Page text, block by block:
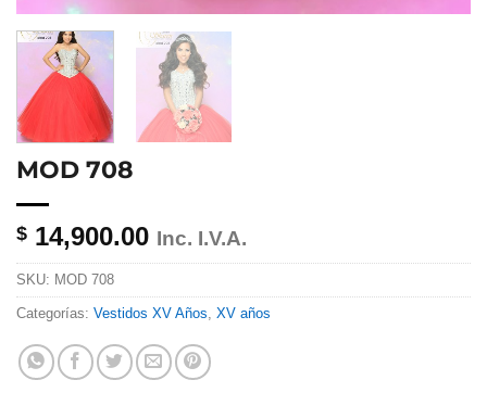
MOD 708
$ 14,900.00 Inc. I.V.A.
SKU: MOD 708
Categorías: Vestidos XV Años XV años